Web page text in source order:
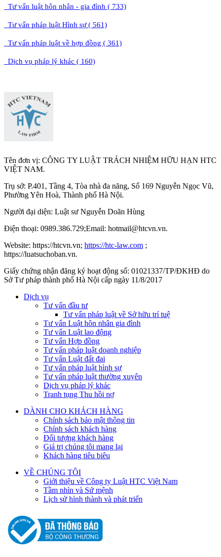
Tư vấn luật hôn nhân - gia đình ( 733)
Tư vấn pháp luật Hình sự ( 561)
Tư vấn pháp luật về hợp đồng ( 361)
Dịch vụ pháp lý khác ( 160)
Tên đơn vị: CÔNG TY LUẬT TRÁCH NHIỆM HỮU HẠN HTC
VIỆT NAM.
Trụ sở: P.401, Tầng 4, Tòa nhà đa năng, Số 169 Nguyễn Ngọc Vũ,
Phường Yên Hoà, Thành phố Hà Nội.
Người đại diện: Luật sư Nguyễn Doãn Hùng
Điện thoại: 0989.386.729;Email: hotmail@htcvn.vn.
Website: https://htcvn.vn; https://htc-law.com ;
https://luatsuchoban.vn.
Giấy chứng nhận đăng ký hoạt động số: 01021337/TP/ĐKHĐ do
Sở Tư pháp thành phố Hà Nội cấp ngày 11/8/2017
Dịch vụ
Tư vấn đầu tư
Tư vấn pháp luật về Sở hữu trí tuệ
Tư vấn Luật hôn nhân gia đình
Tư vấn Luật lao động
Tư vấn Hợp đồng
Tư vấn pháp luật doanh nghiệp
Tư vấn Luật đất đai
Tư vấn pháp luật hình sự
Tư vấn pháp luật thường xuyên
Dịch vụ pháp lý khác
Tranh tụng Thu hồi nợ
DÀNH CHO KHÁCH HÀNG
Chính sách bảo mật thông tin
Chính sách khách hàng
Đối tượng khách hàng
Giá trị chúng tôi mang lại
Khách hàng tiêu biêu
VỀ CHÚNG TÔI
Giới thiệu về Công ty Luật HTC Việt Nam
Tầm nhìn và Sứ mệnh
Lịch sử hình thành và phát triển